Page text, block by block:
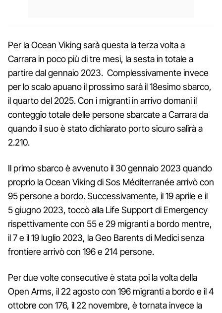
Per la Ocean Viking sarà questa la terza volta a
Carrara in poco più di tre mesi, la sesta in totale a
partire dal gennaio 2023. Complessivamente invece
per lo scalo apuano il prossimo sarà il 18esimo sbarco,
il quarto del 2025. Con i migranti in arrivo domani il
conteggio totale delle persone sbarcate a Carrara da
quando il suo è stato dichiarato porto sicuro salirà a
2.210.
Il primo sbarco è avvenuto il 30 gennaio 2023 quando
proprio la Ocean Viking di Sos Méditerranée arrivò con
95 persone a bordo. Successivamente, il 19 aprile e il
5 giugno 2023, toccò alla Life Support di Emergency
rispettivamente con 55 e 29 migranti a bordo mentre,
il 7 e il 19 luglio 2023, la Geo Barents di Medici senza
frontiere arrivò con 196 e 214 persone.
Per due volte consecutive è stata poi la volta della
Open Arms, il 22 agosto con 196 migranti a bordo e il 4
ottobre con 176, il 22 novembre, è tornata invece la